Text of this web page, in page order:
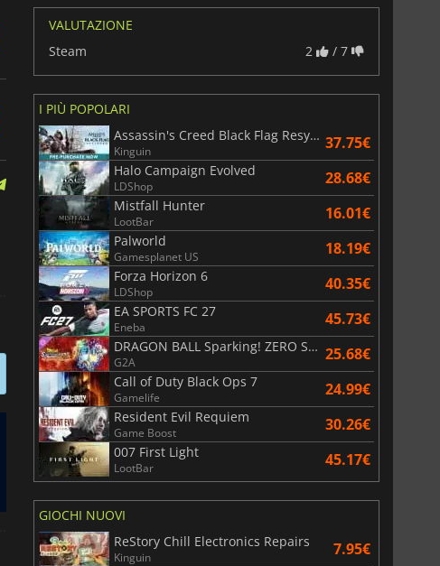
VALUTAZIONE
Steam
2 / 7
I PIÙ POPOLARI
Assassin's Creed Black Flag Resynced
Kinguin 37.75€
Halo Campaign Evolved
LDShop 28.68€
Mistfall Hunter
LootBar 16.01€
Palworld
Gamesplanet US 18.19€
Forza Horizon 6
LDShop 40.35€
EA SPORTS FC 27
Eneba 45.73€
DRAGON BALL Sparking! ZERO Super Limit Breaking NEO
G2A 25.68€
Call of Duty Black Ops 7
Gamelife 24.99€
Resident Evil Requiem
Game Boost 30.26€
007 First Light
LootBar 45.17€
GIOCHI NUOVI
ReStory Chill Electronics Repairs
Kinguin 7.95€